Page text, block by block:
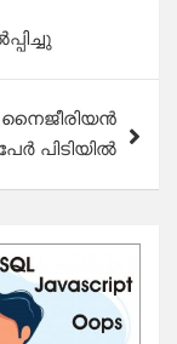
നൈജീരിയൻ
പിടിയിൽ